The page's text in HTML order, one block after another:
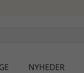
NYHEDER